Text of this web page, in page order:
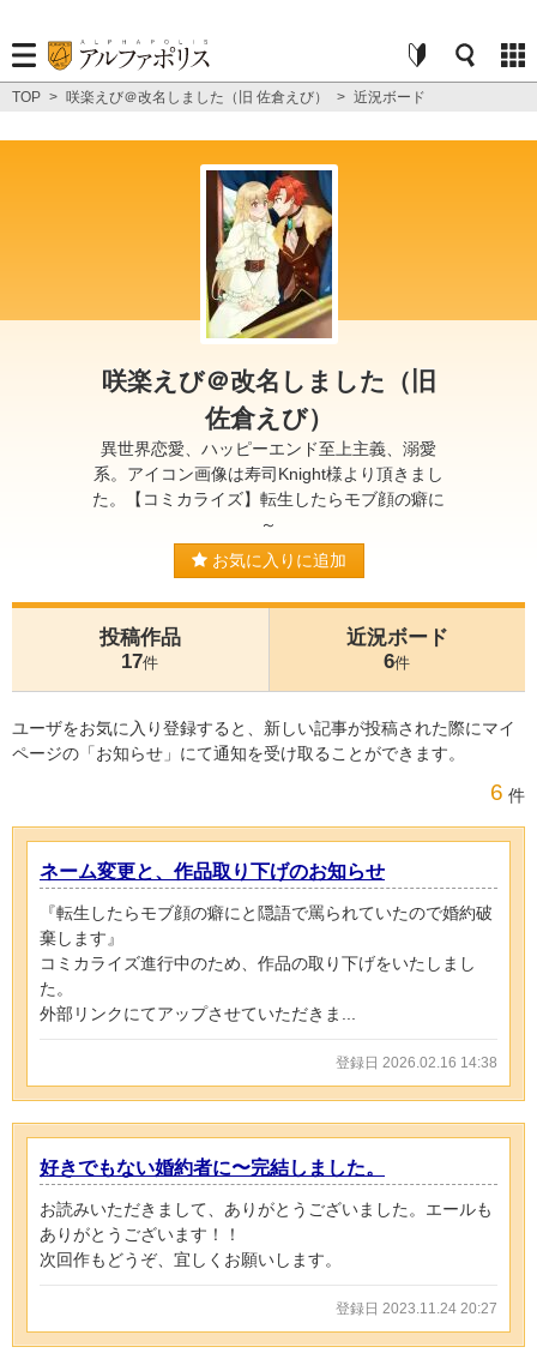
TOP > 咲楽えび＠改名しました（旧 佐倉えび） > 近況ボード
咲楽えび＠改名しました（旧
佐倉えび）
異世界恋愛、ハッピーエンド至上主義、溺愛
系。アイコン画像は寿司Knight様より頂きまし
た。【コミカライズ】転生したらモブ顔の癖に
～
お気に入りに追加
投稿作品
17件
近況ボード
6件
ユーザをお気に入り登録すると、新しい記事が投稿された際にマイ
ページの「お知らせ」にて通知を受け取ることができます。
6 件
ネーム変更と、作品取り下げのお知らせ
『転生したらモブ顔の癖にと隠語で罵られていたので婚約破
棄します』
コミカライズ進行中のため、作品の取り下げをいたしまし
た。
外部リンクにてアップさせていただきま...
登録日 2026.02.16 14:38
好きでもない婚約者に〜完結しました。
お読みいただきまして、ありがとうございました。エールも
ありがとうございます！！
次回作もどうぞ、宜しくお願いします。
登録日 2023.11.24 20:27